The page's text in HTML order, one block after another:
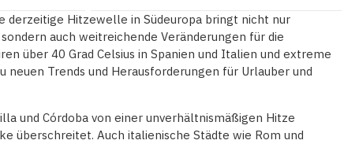
derzeitige Hitzewelle in Südeuropa bringt nicht nur
auch weitreichende Veränderungen für die
über 40 Grad Celsius in Spanien und Italien und extreme
neuen Trends und Herausforderungen für Urlauber und
und Córdoba von einer unverhältnismäßigen Hitze
überschreitet. Auch italienische Städte wie Rom und